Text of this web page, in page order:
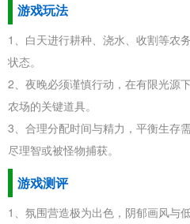
游戏玩法
1、白天进行耕种、浇水、收割等农
状态。
2、夜晚必须谨慎行动，在有限光源
农场的关键道具。
3、合理分配时间与精力，平衡生存
尽理智或被怪物捕获。
游戏测评
1、氛围营造极为出色，阴郁画风与